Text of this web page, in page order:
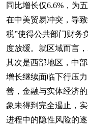
同比增长仅6.6%，为
在中美贸易冲突，导
税”使得公共部门财务
度放缓。就区域而言
其次是西部地区，中
增长继续面临下行压
善，金融与实体经济
象未得到完全遏止，
进程中的隐性风险的